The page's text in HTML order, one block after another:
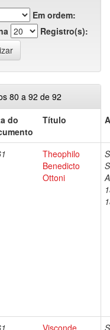
Em ordem:
Registro(s):
80 a 92 de 92
do
Título
Theophilo
Benedicto
Ottoni
Visconde